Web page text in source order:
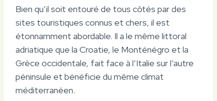
Bien qu’il soit entouré de tous côtés par des
sites touristiques connus et chers, il est
étonnamment abordable. Il a le même littoral
adriatique que la Croatie, le Monténégro et la
Grèce occidentale, fait face à l’Italie sur l’autre
péninsule et bénéficie du même climat
méditerranéen.